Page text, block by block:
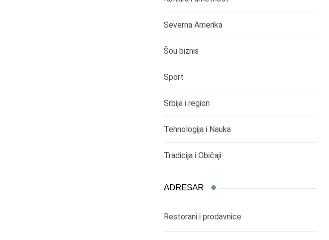
Severna Amerika
Šou biznis
Sport
Srbija i region
Tehnologija i Nauka
Tradicija i Običaji
ADRESAR
Restorani i prodavnice